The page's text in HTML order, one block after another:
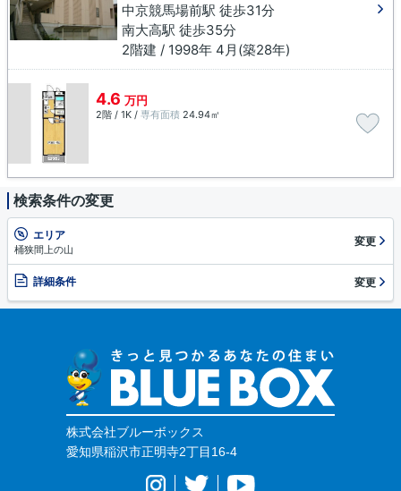
中京競馬場前駅 徒歩31分
南大高駅 徒歩35分
2階建 / 1998年 4月(築28年)
4.6 万円
2階 / 1K / 専有面積 24.94㎡
検索条件の変更
エリア
桶狭間上の山
変更
詳細条件 変更
株式会社ブルーボックス
愛知県稲沢市正明寺2丁目16-4